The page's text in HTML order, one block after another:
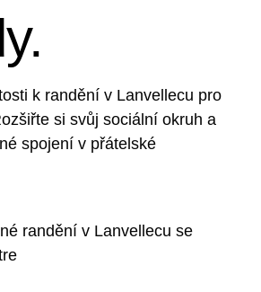
k randění v Lanvellecu pro
si svůj sociální okruh a
spojení v přátelské
randění v Lanvellecu se